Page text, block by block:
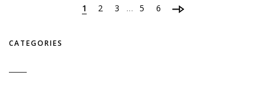
1 2 3 … 5 6
CATEGORIES